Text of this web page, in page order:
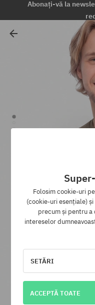
Abonați-vă la
Folosim cookie-uri
(cookie-uri esențiale)
precum și pentru
intereselor
SETĂRI
ACCEPTĂ TOATE